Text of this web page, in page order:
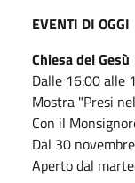
EVENTI DI OGGI
Chiesa del Gesù
Dalle 16:00 alle
Mostra "Presi
Con il
Dal 30
Aperto dal